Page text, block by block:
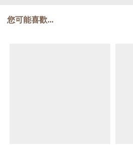
您可能喜歡...